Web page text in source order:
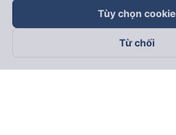
Theo dõi chúng tôi trên
Tùy chọn cookie
Từ chối